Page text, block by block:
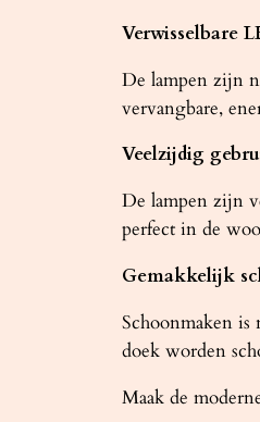
Verwisselbare
De lampen zijn
vervangbare,
Veelzijdig
De lampen zijn
perfect in de
Gemakkelijk
Schoonmaken
doek worden
Maak de